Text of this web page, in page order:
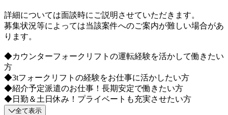
詳細については面談時にご説明させていただきます。
募集状況等によっては当該案件へのご案内が難しい場合があ
ります。
◆カウンターフォークリフトの運転経験を活かして働きたい
方
◆3tフォークリフトの経験をお仕事に活かしたい方
◆紹介予定派遣のお仕事！長期安定で働きたい方
◆日勤＆土日休み！プライベートも充実させたい方
全て表示